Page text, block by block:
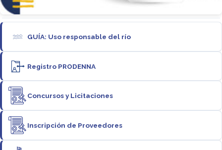
GUÍA: Uso responsable del río
Registro PRODENNA
Concursos y Licitaciones
Inscripción de Proveedores